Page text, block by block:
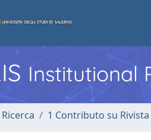
Institutional
1 Contributo su Rivista